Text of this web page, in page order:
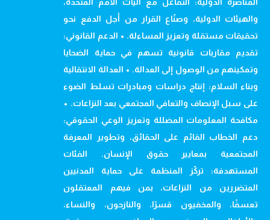
والهيئات الدولية، وصنّاع القرار من أجل الدفع نحو
تحقيقات مستقلة وتعزيز المساءلة. • الدعم القانوني:
تقديم مقاربات قانونية تسهم في حماية الضحايا
وتمكينهم من الوصول إلى العدالة. • العدالة الانتقالية
وبناء السلام: إنتاج دراسات ومبادرات تسلط الضوء
على سبل الإنصاف والتعافي المجتمعي بعد النزاعات. •
مكافحة المعلومات المضللة وتعزيز الوعي الحقوقي:
دعم الخطاب القائم على الحقائق، وتطوير المعرفة
المجتمعية بمعايير حقوق الإنسان. الفئات
المستهدفة: تركّز المنظمة على حماية المدنيين
المتضررين من النزاعات، بمن فيهم المعتقلون
تعسفًا، والمخفيون قسرًا، والنازحون، والنساء،